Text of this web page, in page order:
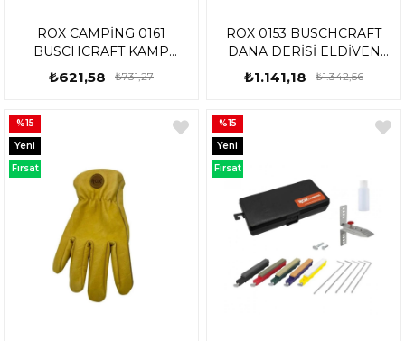
ROX CAMPİNG 0161
BUSCHCRAFT KAMP
ORMAN KESESİ
153CAMP0161
₺621,58 ₺731,27
ROX 0153 BUSCHCRAFT
DANA DERİSİ ELDİVEN
NO:10 XL 153ROX0153
₺1.141,18 ₺1.342,56
%15
Yeni
Ürün
Fırsat
%15
Yeni
Ürün
Fırsat